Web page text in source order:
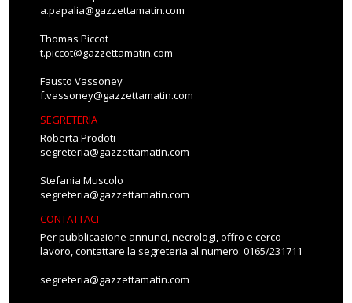
a.papalia@gazzettamatin.com
Thomas Piccot
t.piccot@gazzettamatin.com
Fausto Vassoney
f.vassoney@gazzettamatin.com
SEGRETERIA
Roberta Prodoti
segreteria@gazzettamatin.com
Stefania Muscolo
segreteria@gazzettamatin.com
CONTATTACI
Per pubblicazione annunci, necrologi, offro e cerco
lavoro, contattare la segreteria al numero: 0165/231711
segreteria@gazzettamatin.com